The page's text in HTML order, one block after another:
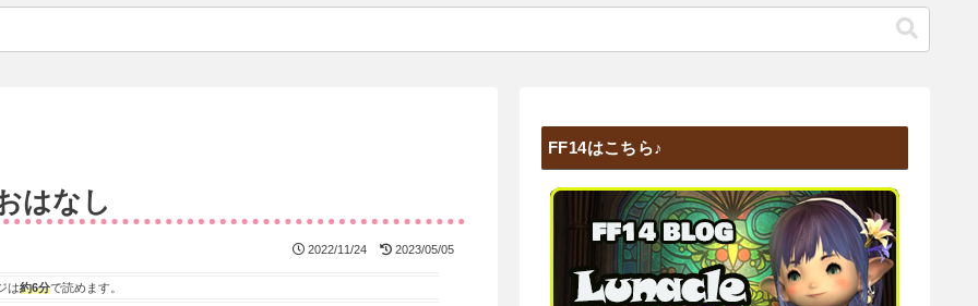
はなし
2022/11/24 2023/05/05
は約6分で読めます。
FF14はこちら♪